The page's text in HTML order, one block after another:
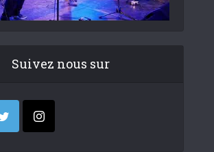
Suivez nous sur